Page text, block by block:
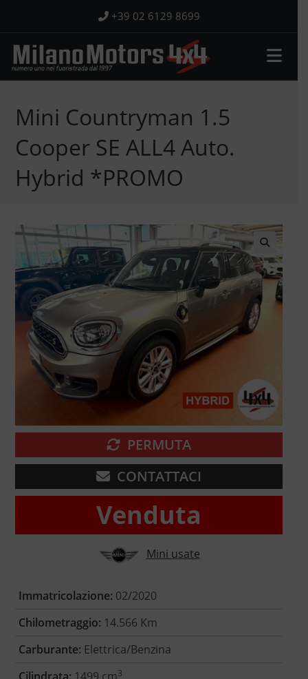
contenuto
+39 02 6129 8699
Mini Countryman 1.5
Cooper SE ALL4 Auto.
Hybrid *PROMO
🔍
PERMUTA
CONTATTACI
Venduta
Mini usate
Immatricolazione: 02/2020
Chilometraggio: 14.566 Km
Carburante: Elettrica/Benzina
3